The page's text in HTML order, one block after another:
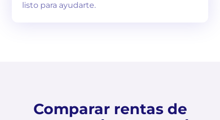
listo para ayudarte.
Comparar rentas de